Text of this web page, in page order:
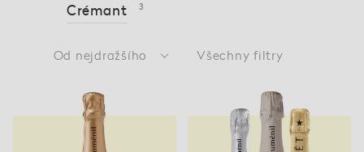
Crémant 3
Od nejdražšího Všechny filtry